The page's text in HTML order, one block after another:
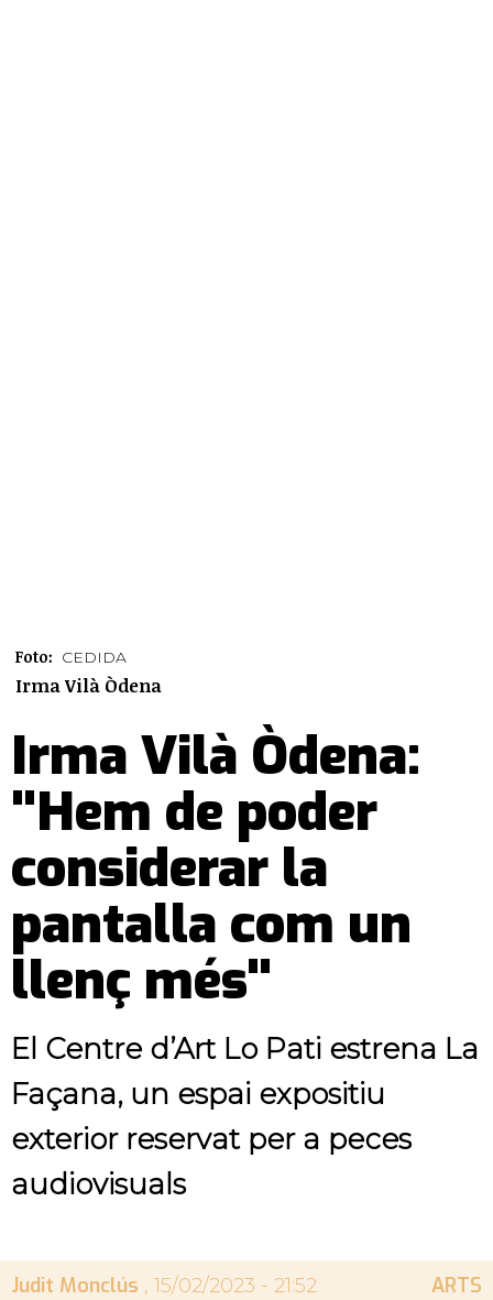
Foto: CEDIDA
Irma Vilà Òdena
Irma Vilà Òdena:
"Hem de poder
considerar la
pantalla com un
llenç més"
El Centre d’Art Lo Pati estrena La
Façana, un espai expositiu
exterior reservat per a peces
audiovisuals
Judit Monclús , 15/02/2023 - 21:52 ARTS